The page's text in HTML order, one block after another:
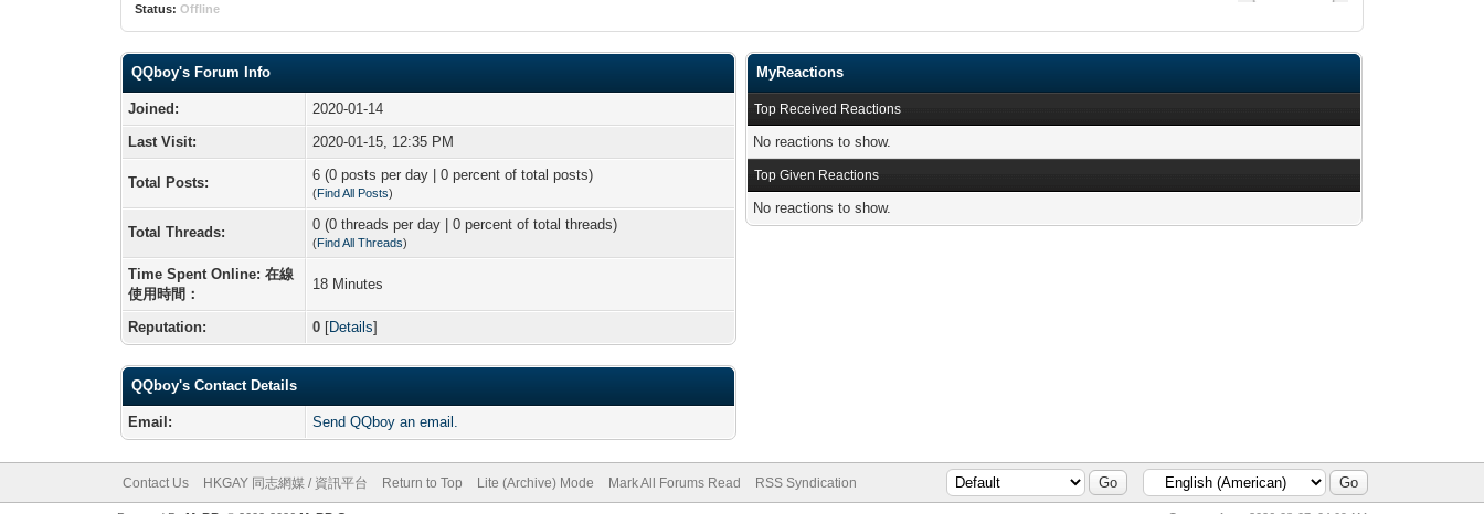
Status: Offline
QQboy's Forum Info
Joined:
2020-01-14
Last Visit:
2020-01-15, 12:35 PM
Total Posts: 6 (0 posts per day | 0 percent of total posts)
(Find All Posts)
Total Threads: 0 (0 threads per day | 0 percent of total threads)
(Find All Threads)
Time Spent Online: 在線
使用時間：
18 Minutes
Reputation: 0 [Details]
QQboy's Contact Details
Email: Send QQboy an email.
MyReactions
Top Received Reactions
No reactions to show.
Top Given Reactions
No reactions to show.
Contact Us HKGAY 同志網媒 / 資訊平台 Return to Top Lite (Archive) Mode Mark All Forums Read RSS Syndication